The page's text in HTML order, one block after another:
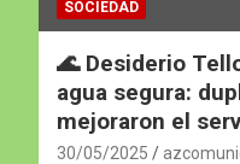
SOCIEDAD
🌊 Desiderio
agua segura:
mejoraron el
30/05/2025